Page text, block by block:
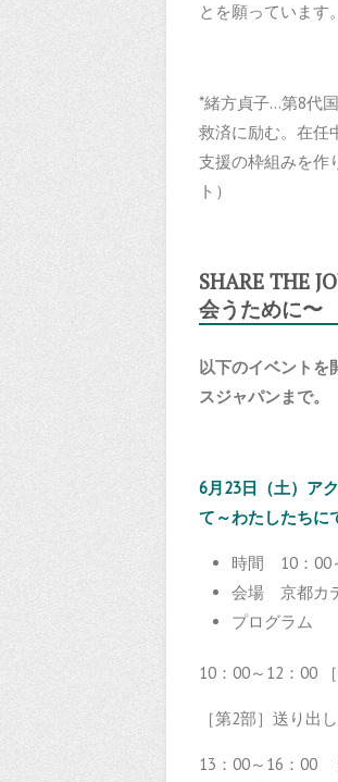
とを願っています。
*緒方貞子…第8代
救済に励む。在任
支援の枠組みを作
ト）
SHARE THE
会うために〜
以下のイベント
スジャパンまで。
6月23日（土）ア
て～わたしたちに
時間 10：00
会場 京都カ
プログラム
10：00～12：00
［第2部］送り出
13：00～16：00